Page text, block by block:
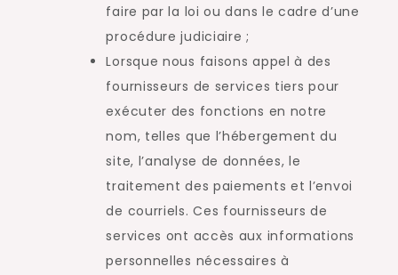
faire par la loi ou dans le cadre d’une
procédure judiciaire ;
Lorsque nous faisons appel à des
fournisseurs de services tiers pour
exécuter des fonctions en notre
nom, telles que l’hébergement du
site, l’analyse de données, le
traitement des paiements et l’envoi
de courriels. Ces fournisseurs de
services ont accès aux informations
personnelles nécessaires à